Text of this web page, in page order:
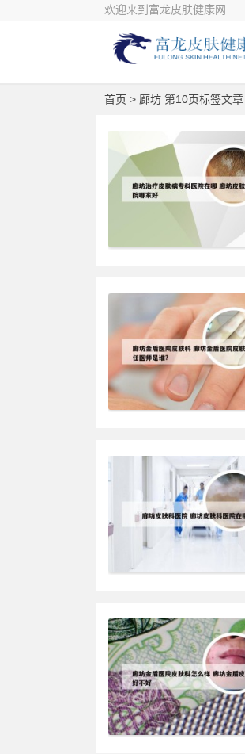
欢迎来到富龙皮肤健康网
首页 > 廊坊 第10页标签文章